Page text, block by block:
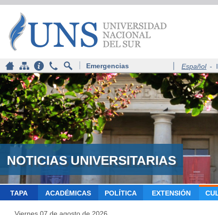
Emergencias Español -
NOTICIAS UNIVERSITARIAS
TAPA ACADÉMICAS POLÍTICA EXTENSIÓN
Viernes 07 de agosto de 2026